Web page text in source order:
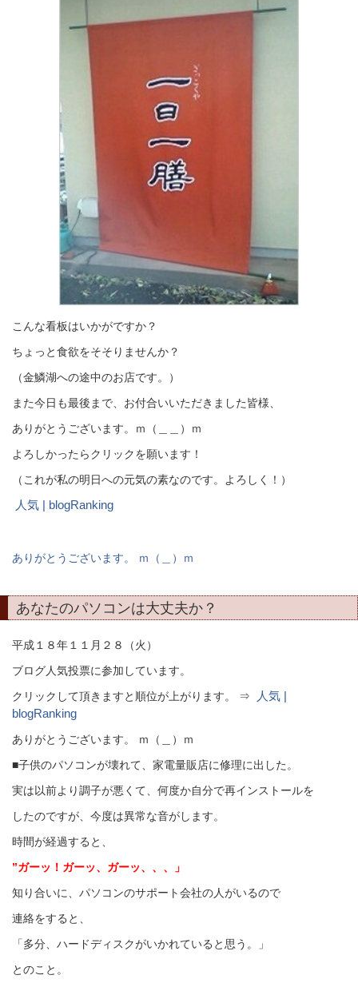
こんな看板はいかがですか？
ちょっと食欲をそそりませんか？
（金鱗湖への途中のお店です。）
また今日も最後まで、お付合いいただきました皆様、
ありがとうございます。ｍ（＿＿）ｍ
よろしかったらクリックを願います！
（これが私の明日への元気の素なのです。よろしく！）
人気 | blogRanking
ありがとうございます。 ｍ（＿）ｍ
あなたのパソコンは大丈夫か？
平成１８年１１月２８（火）
ブログ人気投票に参加しています。
クリックして頂きますと順位が上がります。 ⇒
人気 |
blogRanking
ありがとうございます。 ｍ（＿）ｍ
■子供のパソコンが壊れて、家電量販店に修理に出した。
実は以前より調子が悪くて、何度か自分で再インストールを
したのですが、今度は異常な音がします。
時間が経過すると、
”ガーッ！ガーッ、ガーッ、、、」
知り合いに、パソコンのサポート会社の人がいるので
連絡をすると、
「多分、ハードディスクがいかれていると思う。」
とのこと。